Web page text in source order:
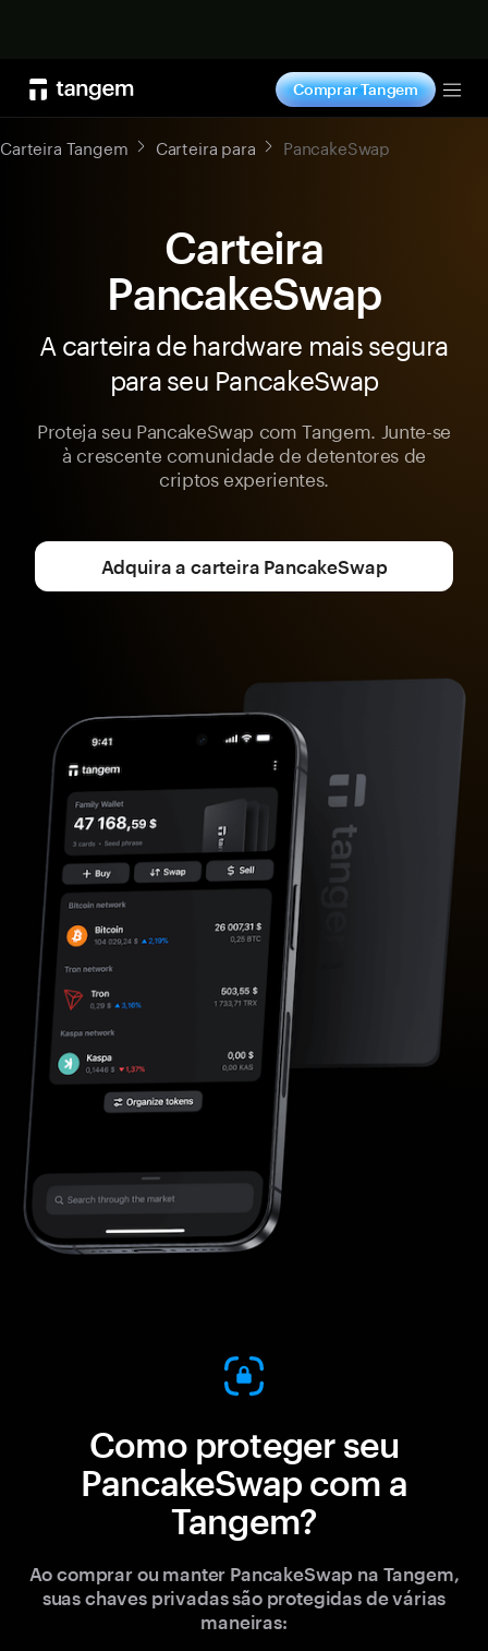
Comprar Tangem
Carteira Tangem Carteira para PancakeSwap
Carteira
PancakeSwap
A carteira de hardware mais segura
para seu PancakeSwap
Proteja seu PancakeSwap com Tangem. Junte-se
à crescente comunidade de detentores de
criptos experientes.
Adquira a carteira PancakeSwap
Como proteger seu
PancakeSwap com a
Tangem?
Ao comprar ou manter PancakeSwap na Tangem,
suas chaves privadas são protegidas de várias
maneiras: